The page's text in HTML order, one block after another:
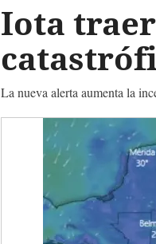
Iota
La nueva alerta aumenta la